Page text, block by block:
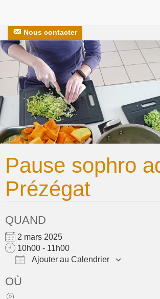
Nous contacter
Pause sophro
Prézégat
QUAND
2 mars 2025
10h00 - 11h00
Ajouter au Calendrier
OÙ